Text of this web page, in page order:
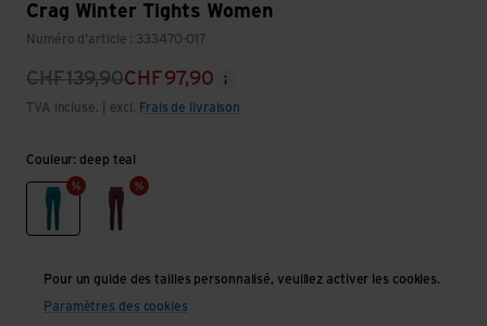
Crag Winter Tights Women
Numéro d'article : 333470-017
CHF139,90CHF97,90
TVA incluse. | excl. Frais de livraison
Couleur: deep teal
Pour un guide des tailles personnalisé, veuillez activer les cookies.
Paramètres des cookies